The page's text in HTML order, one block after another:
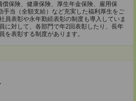
保険、健康保険、厚生年金保険、雇用保
手当（全額支給）など充実した福利厚生をご
員表彰や永年勤続表彰の制度も導入していま
に対して、各部門で年2回表彰したり、長年
を表彰する制度があります。